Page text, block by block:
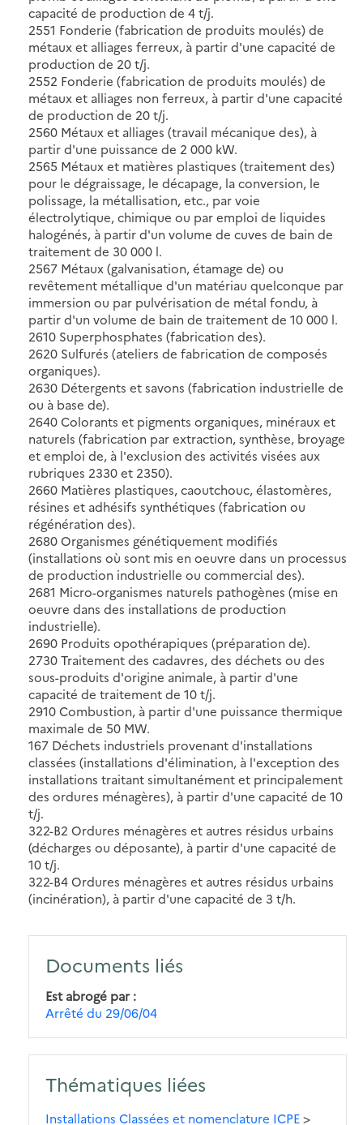
capacité de production de 4 t/j.
2551 Fonderie (fabrication de produits moulés) de
métaux et alliages ferreux, à partir d'une capacité de
production de 20 t/j.
2552 Fonderie (fabrication de produits moulés) de
métaux et alliages non ferreux, à partir d'une capacité
de production de 20 t/j.
2560 Métaux et alliages (travail mécanique des), à
partir d'une puissance de 2 000 kW.
2565 Métaux et matières plastiques (traitement des)
pour le dégraissage, le décapage, la conversion, le
polissage, la métallisation, etc., par voie
électrolytique, chimique ou par emploi de liquides
halogénés, à partir d'un volume de cuves de bain de
traitement de 30 000 l.
2567 Métaux (galvanisation, étamage de) ou
revêtement métallique d'un matériau quelconque par
immersion ou par pulvérisation de métal fondu, à
partir d'un volume de bain de traitement de 10 000 l.
2610 Superphosphates (fabrication des).
2620 Sulfurés (ateliers de fabrication de composés
organiques).
2630 Détergents et savons (fabrication industrielle de
ou à base de).
2640 Colorants et pigments organiques, minéraux et
naturels (fabrication par extraction, synthèse, broyage
et emploi de, à l'exclusion des activités visées aux
rubriques 2330 et 2350).
2660 Matières plastiques, caoutchouc, élastomères,
résines et adhésifs synthétiques (fabrication ou
régénération des).
2680 Organismes génétiquement modifiés
(installations où sont mis en oeuvre dans un processus
de production industrielle ou commercial des).
2681 Micro-organismes naturels pathogènes (mise en
oeuvre dans des installations de production
industrielle).
2690 Produits opothérapiques (préparation de).
2730 Traitement des cadavres, des déchets ou des
sous-produits d'origine animale, à partir d'une
capacité de traitement de 10 t/j.
2910 Combustion, à partir d'une puissance thermique
maximale de 50 MW.
167 Déchets industriels provenant d'installations
classées (installations d'élimination, à l'exception des
installations traitant simultanément et principalement
des ordures ménagères), à partir d'une capacité de 10
t/j.
322-B2 Ordures ménagères et autres résidus urbains
(décharges ou déposante), à partir d'une capacité de
10 t/j.
322-B4 Ordures ménagères et autres résidus urbains
(incinération), à partir d'une capacité de 3 t/h.
Documents liés
Est abrogé par
Arrêté du 29/06/04
Thématiques liées
Installations Classées et nomenclature ICPE>